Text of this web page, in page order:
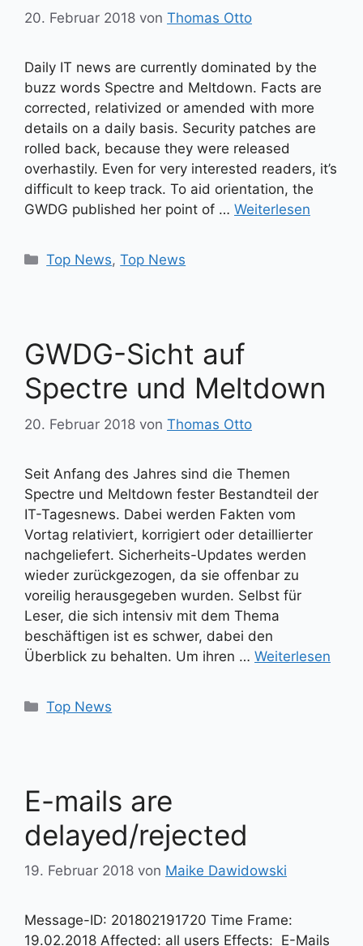
20. Februar 2018 von Thomas Otto
Daily IT news are currently dominated by the
buzz words Spectre and Meltdown. Facts are
corrected, relativized or amended with more
details on a daily basis. Security patches are
rolled back, because they were released
overhastily. Even for very interested readers, it’s
difficult to keep track. To aid orientation, the
GWDG published her point of … Weiterlesen
Kategorien
Top News,Top News
GWDG-Sicht auf
Spectre und Meltdown
20. Februar 2018 von Thomas Otto
Seit Anfang des Jahres sind die Themen
Spectre und Meltdown fester Bestandteil der
IT-Tagesnews. Dabei werden Fakten vom
Vortag relativiert, korrigiert oder detaillierter
nachgeliefert. Sicherheits-Updates werden
wieder zurückgezogen, da sie offenbar zu
voreilig herausgegeben wurden. Selbst für
Leser, die sich intensiv mit dem Thema
beschäftigen ist es schwer, dabei den
Überblick zu behalten. Um ihren … Weiterlesen
Kategorien
Top News
E-mails are
delayed/rejected
19. Februar 2018 von Maike Dawidowski
Message-ID: 201802191720 Time Frame:
19.02.2018 Affected: all users Effects: E-Mails